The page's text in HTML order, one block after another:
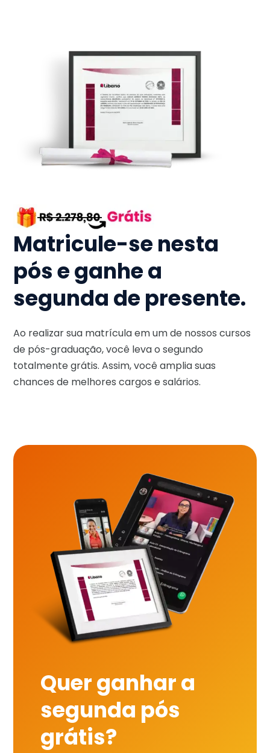
Matricule-se nesta
pós e ganhe a
segunda de presente.
Ao realizar sua matrícula em um de nossos cursos
de pós-graduação, você leva o segundo
totalmente grátis. Assim, você amplia suas
chances de melhores cargos e salários.
Quer ganhar a
segunda pós
grátis?